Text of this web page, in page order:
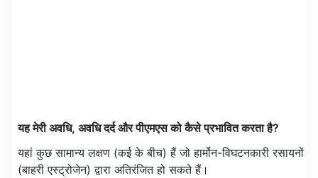
यह मेरी अवधि, अवधि दर्द और पीएमएस को कैसे प्रभावित करता है?
यहां कुछ सामान्य लक्षण (कई के बीच) हैं जो हार्मोन-विघटनकारी रसायनों
(बाहरी एस्ट्रोजेन) द्वारा अतिरंजित हो सकते हैं।